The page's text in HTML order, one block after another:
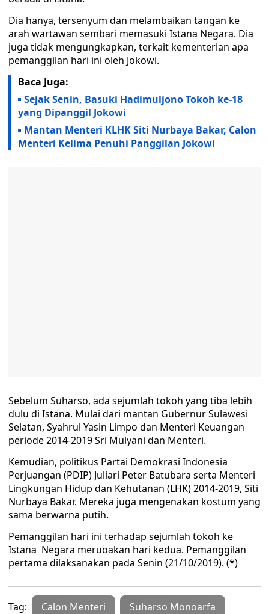
Dia hanya, tersenyum dan melambaikan tangan ke
arah wartawan sembari memasuki Istana Negara. Dia
juga tidak mengungkapkan, terkait kementerian apa
pemanggilan hari ini oleh Jokowi.
Baca Juga:
Sejak Senin, Basuki Hadimuljono Tokoh ke-18
yang Dipanggil Jokowi
Mantan Menteri KLHK Siti Nurbaya Bakar, Calon
Menteri Kelima Penuhi Panggilan Jokowi
Sebelum Suharso, ada sejumlah tokoh yang tiba lebih
dulu di Istana. Mulai dari mantan Gubernur Sulawesi
Selatan, Syahrul Yasin Limpo dan Menteri Keuangan
periode 2014-2019 Sri Mulyani dan Menteri.
Kemudian, politikus Partai Demokrasi Indonesia
Perjuangan (PDIP) Juliari Peter Batubara serta Menteri
Lingkungan Hidup dan Kehutanan (LHK) 2014-2019, Siti
Nurbaya Bakar. Mereka juga mengenakan kostum yang
sama berwarna putih.
Pemanggilan hari ini terhadap sejumlah tokoh ke
Istana Negara meruoakan hari kedua. Pemanggilan
pertama dilaksanakan pada Senin (21/10/2019). (*)
Tag: Calon Menteri Suharso Monoarfa